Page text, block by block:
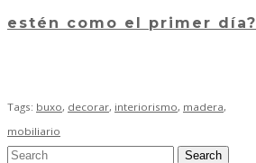
estén como el primer día?
Tags: buxo, decorar, interiorismo, madera,
mobiliario